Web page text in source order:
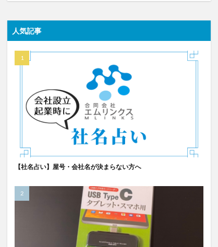
人気記事
【社名占い】屋号・会社名が決まらない方へ